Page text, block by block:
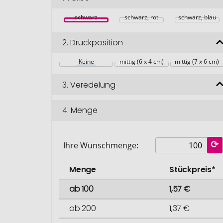
schwarz schwarz, rot schwarz, blau
2.Druckposition
Keine mittig (6 x 4 cm) mittig (7 x 6 cm)
3.Veredelung
4.Menge
Ihre Wunschmenge:
Menge
Stückpreis*
ab 100
1,57 €
ab 200
1,37 €